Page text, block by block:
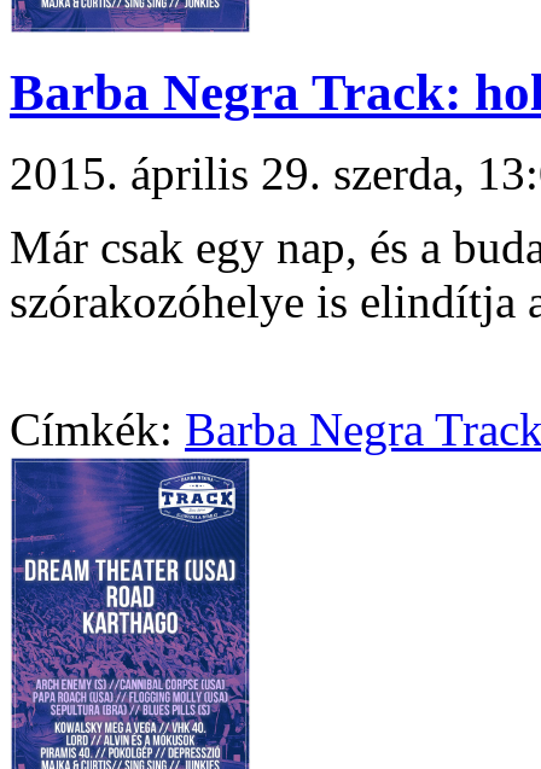
Barba Negra Track:
2015. április 29. szerda,
Már csak egy nap, és a
szórakozóhelye is elindítja
Címkék: Barba Negra